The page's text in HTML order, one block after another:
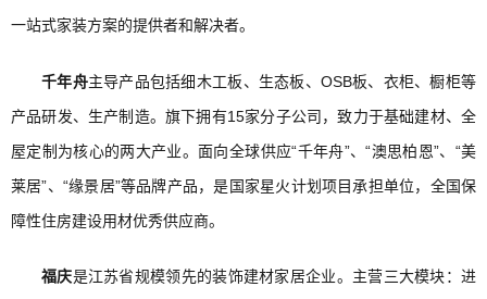
一站式家装方案的提供者和解决者。
千年舟主导产品包括细木工板、生态板、OSB板、衣柜、橱柜等
产品研发、生产制造。旗下拥有15家分子公司，致力于基础建材、全
屋定制为核心的两大产业。面向全球供应“千年舟”、“澳思柏恩”、“美
莱居”、“缘景居”等品牌产品，是国家星火计划项目承担单位，全国保
障性住房建设用材优秀供应商。
福庆是江苏省规模领先的装饰建材家居企业。主营三大模块：进